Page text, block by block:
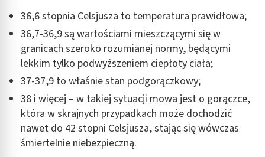
36,6 stopnia Celsjusza to temperatura prawidłowa;
36,7-36,9 są wartościami mieszczącymi się w
granicach szeroko rozumianej normy, będącymi
lekkim tylko podwyższeniem ciepłoty ciała;
37-37,9 to właśnie stan podgorączkowy;
38 i więcej – w takiej sytuacji mowa jest o gorączce,
która w skrajnych przypadkach może dochodzić
nawet do 42 stopni Celsjusza, stając się wówczas
śmiertelnie niebezpieczną.